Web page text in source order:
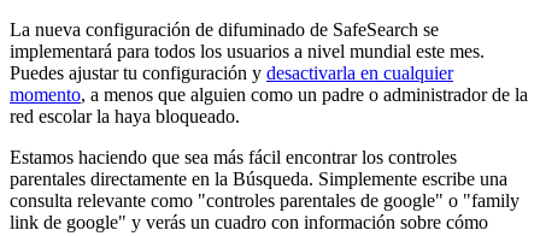
La nueva configuración de difuminado de SafeSearch se
implementará para todos los usuarios a nivel mundial este mes.
Puedes ajustar tu configuración y desactivarla en cualquier
momento, a menos que alguien como un padre o administrador de la
red escolar la haya bloqueado.
Estamos haciendo que sea más fácil encontrar los controles
parentales directamente en la Búsqueda. Simplemente escribe una
consulta relevante como "controles parentales de google" o "family
link de google" y verás un cuadro con información sobre cómo